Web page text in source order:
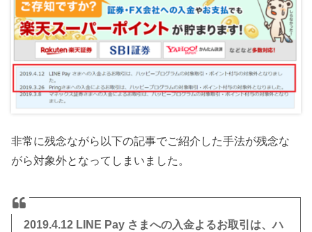
非常に残念ながら以下の記事でご紹介した手法が残念な
がら対象外となってしまいました。
2019.4.12 LINE Pay さまへの入金よるお取引は、ハ